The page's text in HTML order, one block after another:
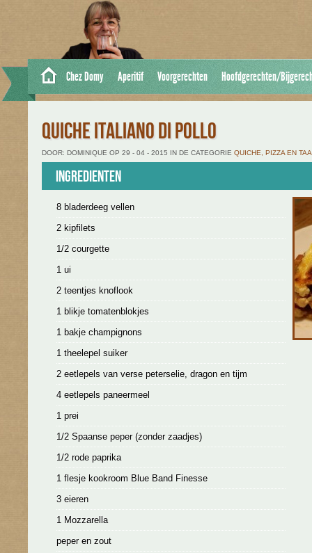
Chez Domy Aperitif Voorgerechten Hoofdgerechten/
QUICHE ITALIANO DI POLLO
DOOR: DOMINIQUE OP 29 - 04 - 2015 IN DE CATEGORIE QUICHE, PIZZA EN
Ingredienten
8 bladerdeeg vellen
2 kipfilets
1/2 courgette
1 ui
2 teentjes knoflook
1 blikje tomatenblokjes
1 bakje champignons
1 theelepel suiker
2 eetlepels van verse peterselie, dragon en tijm
4 eetlepels paneermeel
1 prei
1/2 Spaanse peper (zonder zaadjes)
1/2 rode paprika
1 flesje kookroom Blue Band Finesse
3 eieren
1 Mozzarella
peper en zout